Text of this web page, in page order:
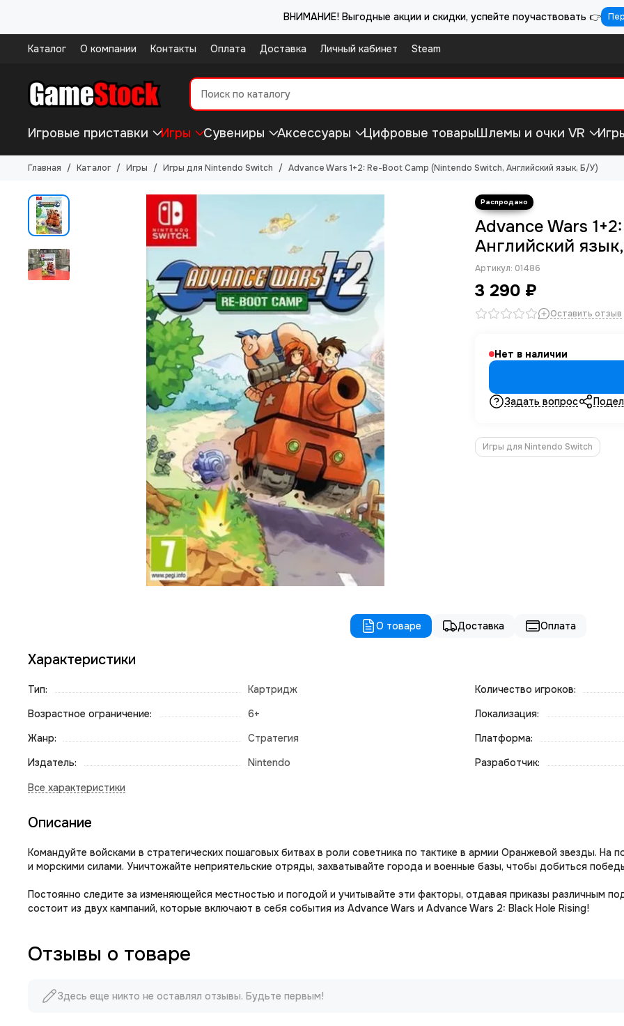
ВНИМАНИЕ! Выгодные акции и скидки, успейте поучаствовать 👉
Каталог О компании Контакты Оплата Доставка Личный кабинет Steam
Игровые приставки Игры Сувениры Аксессуары Цифровые товарыШлемы и очки VR
Главная Каталог Игры Игры для Nintendo Switch Advance Wars 1+2: Re-Boot Camp (Nintendo Switch, Английский язык, Б/У)
Advance Wars
Английский
Артикул: 01486
3 290 ₽
Оставить отзыв
Нет в наличии
Задать вопрос
Игры для Nintendo Switch
О товаре Доставка Оплата
Характеристики
Тип:
Картридж
Возрастное ограничение:
6+
Жанр:
Стратегия
Издатель:
Nintendo
Количество игроков:
Локализация:
Платформа:
Разработчик:
Описание
Командуйте войсками в стратегических пошаговых битвах в роли советника по тактике в армии Оранжевой звезды.
и морскими силами. Уничтожайте неприятельские отряды, захватывайте города и военные базы, чтобы добиться
Постоянно следите за изменяющейся местностью и погодой и учитывайте эти факторы, отдавая приказы различным
состоит из двух кампаний, которые включают в себя события из Advance Wars и Advance Wars 2: Black Hole Rising!
Отзывы о товаре
Здесь еще никто не оставлял отзывы. Будьте первым!